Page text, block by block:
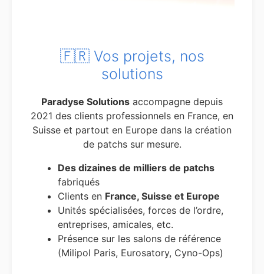
🇫🇷 Vos projets, nos
solutions
Paradyse Solutions accompagne depuis
2021 des clients professionnels en France, en
Suisse et partout en Europe dans la création
de patchs sur mesure.
Des dizaines de milliers de patchs
fabriqués
Clients en France, Suisse et Europe
Unités spécialisées, forces de l’ordre,
entreprises, amicales, etc.
Présence sur les salons de référence
(Milipol Paris, Eurosatory, Cyno-Ops)